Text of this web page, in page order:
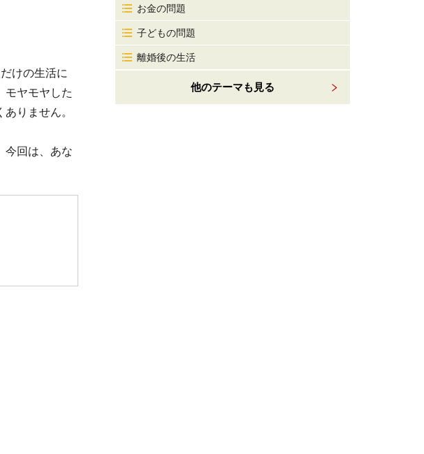
けの生活に
モヤモヤした
りません。
今回は、あな
お金の問題
子どもの問題
離婚後の生活
他のテーマも見る